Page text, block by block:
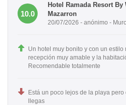
10.0
Hotel Ramada Resort
Mazarron
20/07/2026 - anónimo -
Un hotel muy bonito y con un
recepción muy amable y la
Recomendable totalmente
Está un poco lejos de la playa
llegas